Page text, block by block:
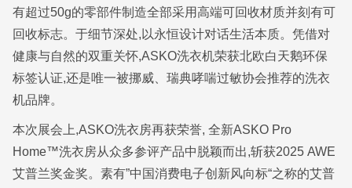
有超过50g的零部件制造全部采用高端可回收材质并刻有可
回收标志。于细节深处,以永恒设计对话生活本质。凭借对
健康与自然的双重关怀,ASKO洗衣机荣获北欧白天鹅环保
标签认证,还是唯一被挪威、瑞典哮喘过敏协会推荐的洗衣
机品牌。
本次展会上,ASKO洗衣房再获荣誉, 全新ASKO Pro
Home™洗衣房从众多参评产品中脱颖而出,斩获2025 AWE
艾普兰奖金奖。素有”中国消费电子创新风向标“之称的艾普